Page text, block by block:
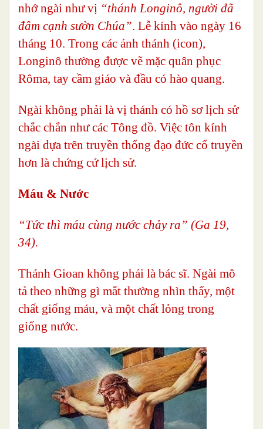
nhớ ngài như vị “thánh Longinô, người đã
đâm cạnh sườn Chúa”. Lễ kính vào ngày 16
tháng 10. Trong các ảnh thánh (icon),
Longinô thường được vẽ mặc quân phục
Rôma, tay cầm giáo và đầu có hào quang.
Ngài không phải là vị thánh có hồ sơ lịch sử
chắc chắn như các Tông đồ. Việc tôn kính
ngài dựa trên truyền thống đạo đức cổ truyền
hơn là chứng cứ lịch sử.
Máu & Nước
“Tức thì máu cùng nước chảy ra” (Ga 19,
34).
Thánh Gioan không phải là bác sĩ. Ngài mô
tả theo những gì mắt thường nhìn thấy, một
chất giống máu, và một chất lỏng trong
giống nước.